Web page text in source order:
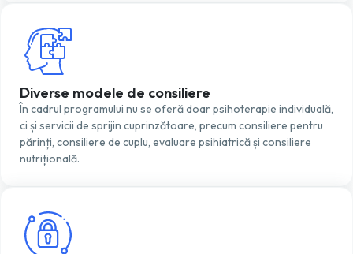
Diverse modele de consiliere
În cadrul programului nu se oferă doar psihoterapie individuală,
ci și servicii de sprijin cuprinzătoare, precum consiliere pentru
părinți, consiliere de cuplu, evaluare psihiatrică și consiliere
nutrițională.